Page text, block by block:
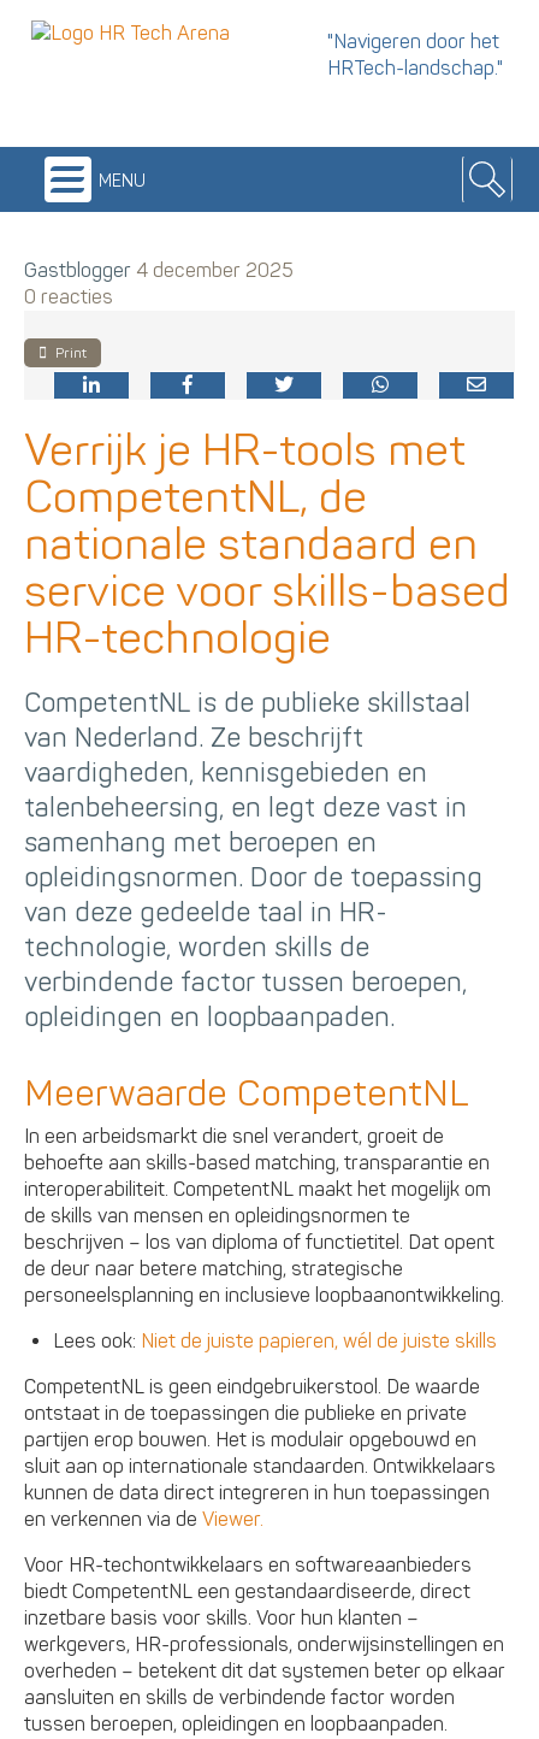
"Navigeren door het
HRTech-landschap."
menu
Gastblogger 4 december 2025
0 reacties
Print
Verrijk je HR-tools met
CompetentNL, de
nationale standaard en
service voor skills-based
HR-technologie
CompetentNL is de publieke skillstaal
van Nederland. Ze beschrijft
vaardigheden, kennisgebieden en
talenbeheersing, en legt deze vast in
samenhang met beroepen en
opleidingsnormen. Door de toepassing
van deze gedeelde taal in HR-
technologie, worden skills de
verbindende factor tussen beroepen,
opleidingen en loopbaanpaden.
Meerwaarde CompetentNL
In een arbeidsmarkt die snel verandert, groeit de
behoefte aan skills-based matching, transparantie en
interoperabiliteit. CompetentNL maakt het mogelijk om
de skills van mensen en opleidingsnormen te
beschrijven – los van diploma of functietitel. Dat opent
de deur naar betere matching, strategische
personeelsplanning en inclusieve loopbaanontwikkeling.
Lees ook: Niet de juiste papieren, wél de juiste skills
CompetentNL is geen eindgebruikerstool. De waarde
ontstaat in de toepassingen die publieke en private
partijen erop bouwen. Het is modulair opgebouwd en
sluit aan op internationale standaarden. Ontwikkelaars
kunnen de data direct integreren in hun toepassingen
en verkennen via deViewer.
Voor HR-techontwikkelaars en softwareaanbieders
biedt CompetentNL een gestandaardiseerde, direct
inzetbare basis voor skills. Voor hun klanten –
werkgevers, HR-professionals, onderwijsinstellingen en
overheden – betekent dit dat systemen beter op elkaar
aansluiten en skills de verbindende factor worden
tussen beroepen, opleidingen en loopbaanpaden.